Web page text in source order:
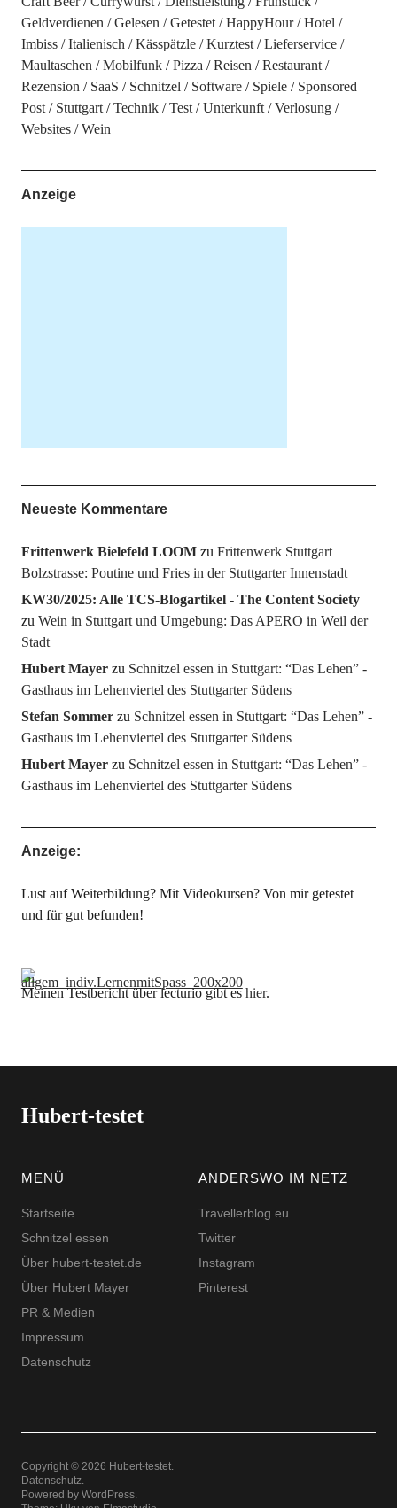
Geldverdienen
Gelesen Getestet HappyHour
Hotel
Imbiss
Italienisch Kässpätzle Kurztest
Lieferservice
Maultaschen
Mobilfunk Pizza Reisen
Restaurant
Rezension
SaaS Schnitzel Software Spiele
Sponsored
Post
Stuttgart Technik Test Unterkunft
Verlosung
Websites
Wein
Anzeige
Neueste Kommentare
Frittenwerk Bielefeld LOOMzu Frittenwerk Stuttgart
Bolzstrasse: Poutine und Fries in der Stuttgarter Innenstadt
KW30/2025: Alle TCS-Blogartikel - The Content Society
zu Wein in Stuttgart und Umgebung: Das APERO in Weil der
Stadt
Hubert Mayerzu Schnitzel essen in Stuttgart: “Das Lehen” -
Gasthaus im Lehenviertel des Stuttgarter Südens
Stefan Sommerzu Schnitzel essen in Stuttgart: “Das Lehen” -
Gasthaus im Lehenviertel des Stuttgarter Südens
Hubert Mayerzu Schnitzel essen in Stuttgart: “Das Lehen” -
Gasthaus im Lehenviertel des Stuttgarter Südens
Anzeige:
Lust auf Weiterbildung? Mit Videokursen? Von mir getestet
und für gut befunden!
Meinen Testbericht über lecturio gibt eshier.
Hubert-testet
MENÜ
Startseite
Schnitzel essen
Über hubert-testet.de
Über Hubert Mayer
PR & Medien
Impressum
Datenschutz
ANDERSWO IM NETZ
Travellerblog.eu
Twitter
Instagram
Pinterest
Copyright © 2026 Hubert-testet
Datenschutz
Powered by WordPress